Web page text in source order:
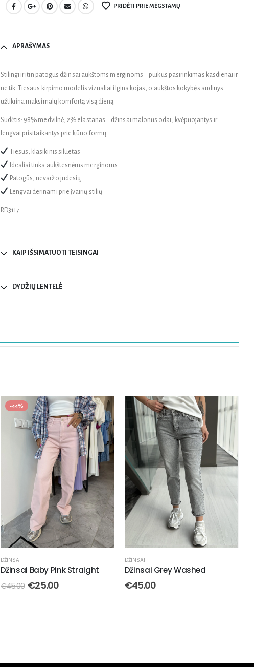
PRIDĖTI PRIE MĖGSTAMŲ
APRAŠYMAS
Stilingi ir itin patogūs džinsai aukštoms merginoms – puikus pasirinkimas kasdienai ir
ne tik. Tiesaus kirpimo modelis vizualiai ilgina kojas, o aukštos kokybės audinys
užtikrina maksimalų komfortą visą dieną.
Sudėtis: 98% medvilnė, 2% elastanas – džinsai malonūs odai, kvėpuojantys ir
lengvai prisitaikantys prie kūno formų.
Tiesus, klasikinis siluetas
Idealiai tinka aukštesnėms merginoms
Patogūs, nevaržo judesių
Lengvai derinami prie įvairių stilių
RD3117
KAIP IŠSIMATUOTI TEISINGAI
DYDŽIŲ LENTELĖ
-44%
DŽINSAI
Džinsai Baby Pink Straight
€45.00 €25.00
DŽINSAI
Džinsai Grey Washed
€45.00